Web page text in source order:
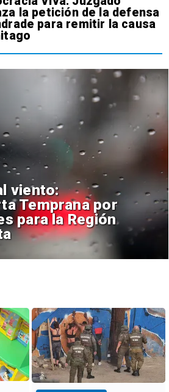
la petición de la defensa
para remitir la causa
viento:
Temprana por
para la Región